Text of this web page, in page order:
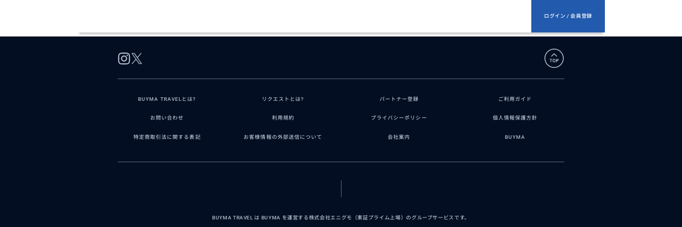
ログイン / 会員登録
BUYMA TRAVELとは? リクエストとは? パートナー登録 ご利用ガイド
お問い合わせ 利用規約 プライバシーポリシー 個人情報保護方針
特定商取引法に関する表記 お客様情報の外部送信について 会社案内 BUYMA
BUYMA TRAVEL は BUYMA を運営する株式会社エニグモ（東証プライム上場）のグループサービスです。